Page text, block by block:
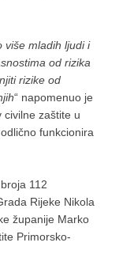
više mladih ljudi i
od rizika
rizike od
“ napomenuo je
civilne zaštite u
funkcionira
112
Rijeke Nikola
županije Marko
Primorsko-